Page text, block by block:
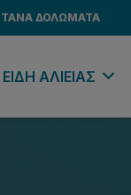
ΔΟΛΩΜΑΤΑ
EΙΔΗ ΑΛΙΕΙΑΣ